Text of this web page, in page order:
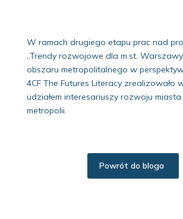
W ramach drugiego etapu prac nad
„Trendy rozwojowe dla m.st.
obszaru metropolitalnego w
4CF The Futures Literacy zrealizowało
udziałem interesariuszy rozwoju
metropolii.
Powrót do bloga